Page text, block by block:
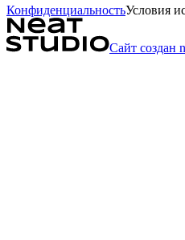
КонфиденциальностьУсловия
Сайт создан